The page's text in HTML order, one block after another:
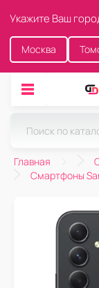
Укажите Ваш
Москва
Главная
Смартфоны